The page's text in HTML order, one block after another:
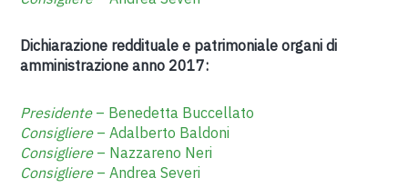
Dichiarazione reddituale e patrimoniale organi di
amministrazione anno 2017:
Presidente– Benedetta Buccellato
Consigliere– Adalberto Baldoni
Consigliere– Nazzareno Neri
Consigliere– Andrea Severi